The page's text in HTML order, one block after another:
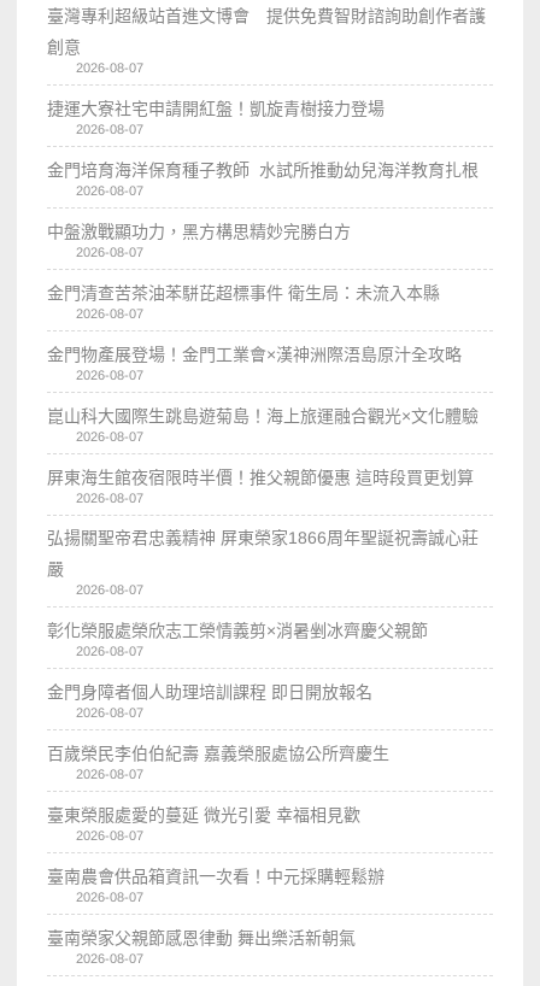
臺灣專利超級站首進文博會 提供免費智財諮詢助創作者護
創意
2026-08-07
捷運大寮社宅申請開紅盤！凱旋青樹接力登場
2026-08-07
金門培育海洋保育種子教師 水試所推動幼兒海洋教育扎根
2026-08-07
中盤激戰顯功力，黑方構思精妙完勝白方
2026-08-07
金門清查苦茶油苯駢芘超標事件 衛生局：未流入本縣
2026-08-07
金門物產展登場！金門工業會×漢神洲際浯島原汁全攻略
2026-08-07
崑山科大國際生跳島遊菊島！海上旅運融合觀光×文化體驗
2026-08-07
屏東海生館夜宿限時半價！推父親節優惠 這時段買更划算
2026-08-07
弘揚關聖帝君忠義精神 屏東榮家1866周年聖誕祝壽誠心莊
嚴
2026-08-07
彰化榮服處榮欣志工榮情義剪×消暑剉冰齊慶父親節
2026-08-07
金門身障者個人助理培訓課程 即日開放報名
2026-08-07
百歲榮民李伯伯紀壽 嘉義榮服處協公所齊慶生
2026-08-07
臺東榮服處愛的蔓延 微光引愛 幸福相見歡
2026-08-07
臺南農會供品箱資訊一次看！中元採購輕鬆辦
2026-08-07
臺南榮家父親節感恩律動 舞出樂活新朝氣
2026-08-07